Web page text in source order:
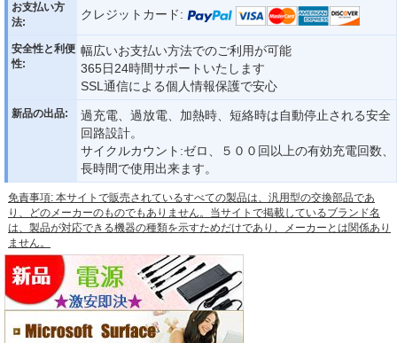
お支払い方
法:
クレジットカード:
安全性と利便
性:
幅広いお支払い方法でのご利用が可能
365日24時間サポートいたします
SSL通信による個人情報保護で安心
新品の出品:
過充電、過放電、加熱時、短絡時は自動停止される安全
回路設計。
サイクルカウント:ゼロ、５００回以上の有効充電回数、
長時間で使用出来ます。
免責事項: 本サイトで販売されているすべての製品は、汎用型の交換部品であ
り、どのメーカーのものでもありません。当サイトで掲載しているブランド名
は、製品が対応できる機器の種類を示すためだけであり、メーカーとは関係あり
ません。